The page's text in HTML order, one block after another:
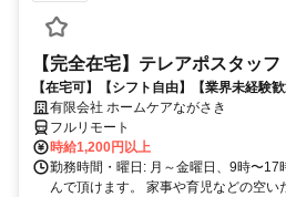
【完全在宅】テレアポスタッフ
【在宅可】【シフト自由】【業界未経験
自由/勤務時間自由
有限会社 ホームケアながさき
フルリモート
時給1,200円以上
勤務時間・曜日: 月～金曜日、9時〜17
んで頂けます。 家事や育児などの空